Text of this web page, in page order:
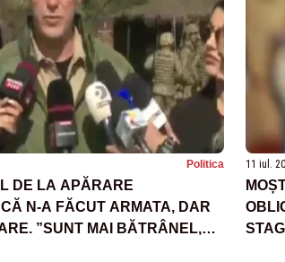
Politica
DE LA APĂRARE
N-A FĂCUT ARMATA, DAR
”SUNT MAI BĂTRÂNEL,
11 iul.